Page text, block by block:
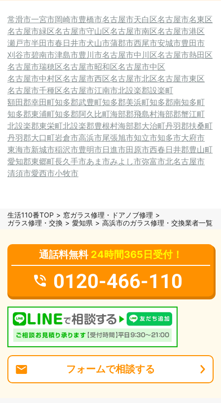
常滑市一宮市岡崎市豊橋市名古屋市天白区名古屋市名東区
名古屋市緑区名古屋市守山区名古屋市南区名古屋市港区
瀬戸市半田市春日井市犬山市蒲郡市西尾市安城市豊田市
刈谷市碧南市津島市豊川市名古屋市中川区名古屋市熱田区
名古屋市瑞穂区名古屋市昭和区名古屋市中区
名古屋市中村区名古屋市西区名古屋市北区名古屋市東区
名古屋市千種区名古屋市江南市北設楽郡設楽町
額田郡幸田町知多郡武豊町知多郡美浜町知多郡南知多町
知多郡東浦町知多郡阿久比町海部郡飛島村海部郡蟹江町
北設楽郡東栄町北設楽郡豊根村海部郡大治町丹羽郡扶桑町
丹羽郡大口町岩倉市高浜市尾張旭市知立市知多市大府市
東海市新城市稲沢市豊明市日進市田原市西春日井郡豊山町
愛知郡東郷町長久手市あま市みよし市弥富市北名古屋市
清須市愛西市小牧市
生活110番TOP
窓ガラス修理・ドアノブ修理
ガラス修理・交換
愛知県 高浜市のガラス修理・交換業者一覧
通話料無料 24時間365日受付！
0120-466-110
フォームで相談する